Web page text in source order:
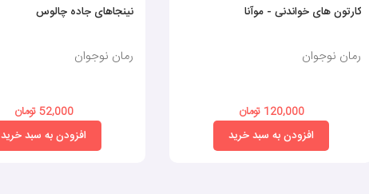
کارتون های خواندنی - موآنا
رمان نوجوان
120,000 تومان
افزودن به سبد خرید
نینجاهای جاده چالوس
رمان نوجوان
52,000 تومان
افزودن به سبد خرید